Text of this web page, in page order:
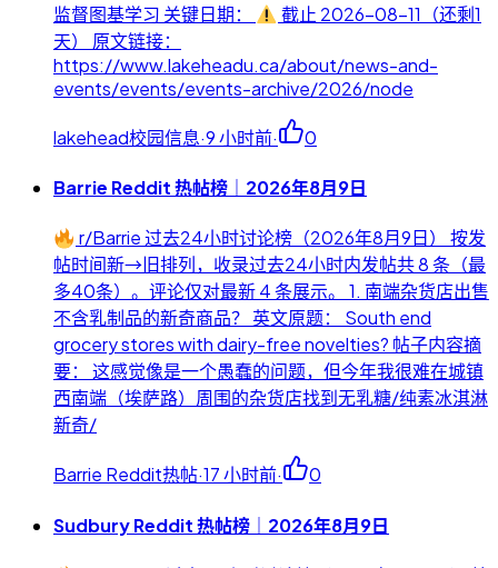
监督图基学习 关键日期：
截止 2026-08-11（还剩1
天） 原文链接：
https://www.lakeheadu.ca/about/news-and-
events/events/events-archive/2026/node
lakehead校园信息·9 小时前· 0
Barrie Reddit 热帖榜｜2026年8月9日
r/Barrie 过去24小时讨论榜（2026年8月9日） 按发
帖时间新→旧排列，收录过去24小时内发帖共 8 条（最
多40条）。评论仅对最新 4 条展示。 1. 南端杂货店出售
不含乳制品的新奇商品？ 英文原题： South end
grocery stores with dairy-free novelties? 帖子内容摘
要： 这感觉像是一个愚蠢的问题，但今年我很难在城镇
西南端（埃萨路）周围的杂货店找到无乳糖/纯素冰淇淋
新奇/
Barrie Reddit热帖·17 小时前· 0
Sudbury Reddit 热帖榜｜2026年8月9日